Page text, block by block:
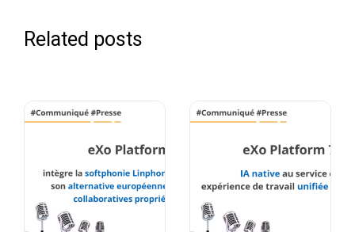
Related posts